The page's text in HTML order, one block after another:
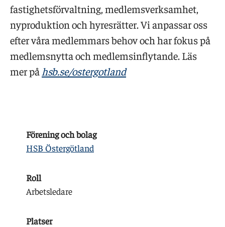
fastighetsförvaltning, medlemsverksamhet,
nyproduktion och hyresrätter. Vi anpassar oss
efter våra medlemmars behov och har fokus på
medlemsnytta och medlemsinflytande. Läs
mer på hsb.se/ostergotland
Förening och bolag
HSB Östergötland
Roll
Arbetsledare
Platser